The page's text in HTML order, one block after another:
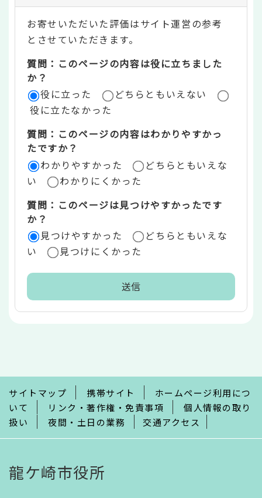
テ
ン
ツ
評
価
リ
ア
お寄せいただいた評価はサイト運営の参考
とさせていただきます。
質問：このページの内容は役に立ちました
か？
役に立った
どちらともいえない
役に立たなかった
質問：このページの内容はわかりやすかっ
たですか？
わかりやすかった
どちらともいえな
い
わかりにくかった
質問：このページは見つけやすかったです
か？
見つけやすかった
どちらともいえな
い
見つけにくかった
で
サイトマップ 携帯サイト
ホームページ利用につ
いて
リンク・著作権・免責事項
個人情報の取り
扱い
夜間・土日の業務 交通アクセス
龍ケ崎市役所